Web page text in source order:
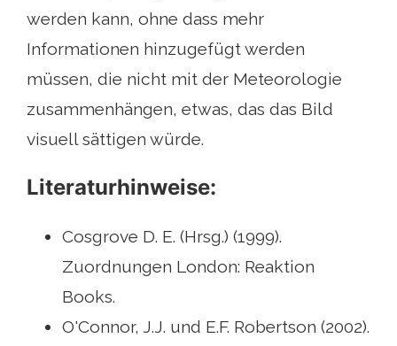
werden kann, ohne dass mehr
Informationen hinzugefügt werden
müssen, die nicht mit der Meteorologie
zusammenhängen, etwas, das das Bild
visuell sättigen würde.
Literaturhinweise:
Cosgrove D. E. (Hrsg.) (1999).
Zuordnungen London: Reaktion
Books.
O'Connor, J.J. und E.F. Robertson (2002).